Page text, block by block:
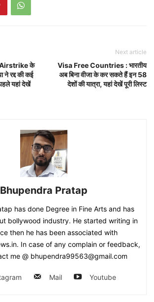
के
ने रद्द की कई
यहां देखें
Next article
Visa Free Countries : भारतीय
अब बिना वीजा के कर सकते हैं इन 58
देशों की यात्रा, यहां देखें पूरी लिस्ट
Bhupendra Pratap
has done Degree in Fine Arts and has
bollywood industry. He started writing in
then he has been associated with
In case of any complain or feedback,
me @ bhupendra99563@gmail.com
Mail Youtube